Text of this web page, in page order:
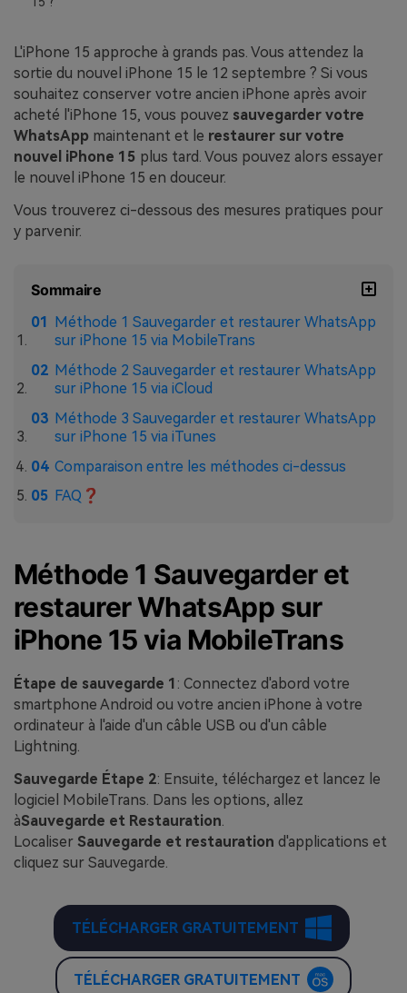
L'iPhone 15 approche à grands pas. Vous attendez la
sortie du nouvel iPhone 15 le 12 septembre ? Si vous
souhaitez conserver votre ancien iPhone après avoir
acheté l'iPhone 15, vous pouvez sauvegarder votre
WhatsApp maintenant et le restaurer sur votre
nouvel iPhone 15 plus tard. Vous pouvez alors essayer
le nouvel iPhone 15 en douceur.
Vous trouverez ci-dessous des mesures pratiques pour
y parvenir.
Sommaire
Méthode 1 Sauvegarder et restaurer WhatsApp
sur iPhone 15 via MobileTrans
Méthode 2 Sauvegarder et restaurer WhatsApp
sur iPhone 15 via iCloud
Méthode 3 Sauvegarder et restaurer WhatsApp
sur iPhone 15 via iTunes
Comparaison entre les méthodes ci-dessus
FAQ❓
Méthode 1 Sauvegarder et
restaurer WhatsApp sur
iPhone 15 via MobileTrans
Étape de sauvegarde 1 : Connectez d'abord votre
smartphone Android ou votre ancien iPhone à votre
ordinateur à l'aide d'un câble USB ou d'un câble
Lightning.
Sauvegarde Étape 2: Ensuite, téléchargez et lancez le
logiciel MobileTrans. Dans les options, allez
àSauvegarde et Restauration.
Localiser Sauvegarde et restauration d'applications et
cliquez sur Sauvegarde.
TÉLÉCHARGER GRATUITEMENT
TÉLÉCHARGER GRATUITEMENT